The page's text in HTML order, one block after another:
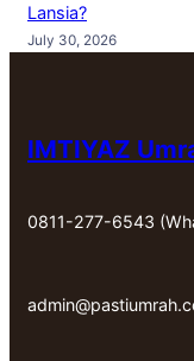
Lansia?
July 30, 2026
IMTIYAZ
0811-277-6543